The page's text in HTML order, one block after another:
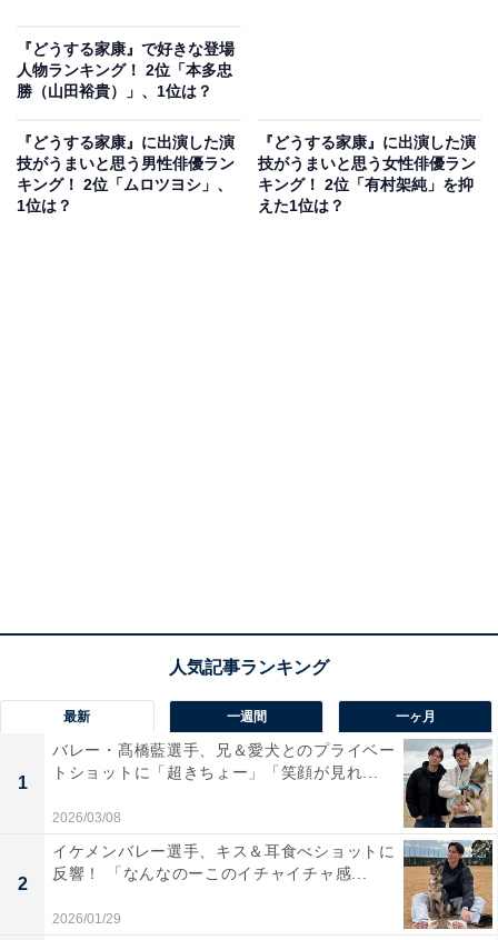
『どうする家康』で好きな登場
人物ランキング！ 2位「本多忠
勝（山田裕貴）」、1位は？
『どうする家康』に出演した演
技がうまいと思う男性俳優ラン
キング！ 2位「ムロツヨシ」、
1位は？
『どうする家康』に出演した演
技がうまいと思う女性俳優ラン
キング！ 2位「有村架純」を抑
えた1位は？
最新 一週間 一ヶ月
1
バレー・髙橋藍選手、兄＆愛犬とのプライベー
トショットに「超きちょー」「笑顔が見れ...
2026/03/08
2
イケメンバレー選手、キス＆耳食べショットに
反響！ 「なんなのーこのイチャイチャ感...
2026/01/29